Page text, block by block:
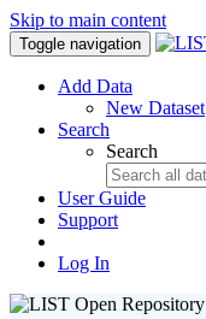
Skip to main content
Toggle navigation
Add Data
New Dataset
Search
Search
User Guide
Support
Log In